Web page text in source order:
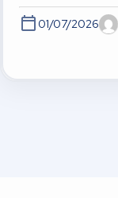
01/07/2026